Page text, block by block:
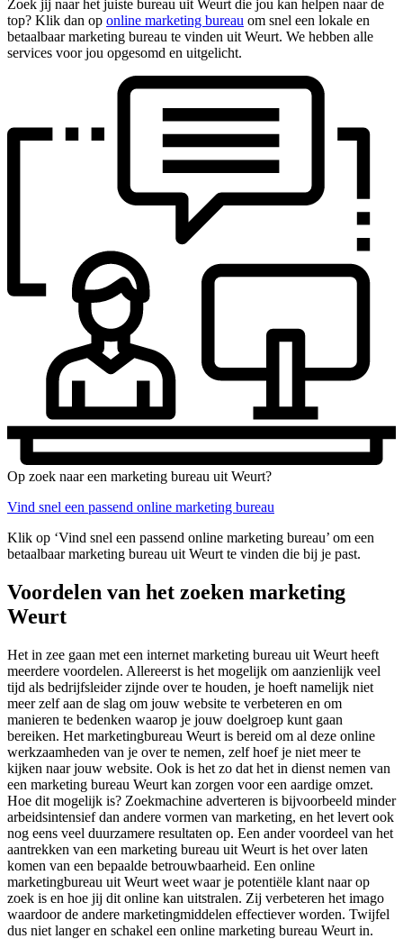
Zoek jij naar het juiste bureau uit Weurt die jou kan helpen naar de
top? Klik dan op online marketing bureau om snel een lokale en
betaalbaar marketing bureau te vinden uit Weurt. We hebben alle
services voor jou opgesomd en uitgelicht.
Op zoek naar een marketing bureau uit Weurt?
Vind snel een passend online marketing bureau
Klik op ‘Vind snel een passend online marketing bureau’ om een
betaalbaar marketing bureau uit Weurt te vinden die bij je past.
Voordelen van het zoeken marketing
Weurt
Het in zee gaan met een internet marketing bureau uit Weurt heeft
meerdere voordelen. Allereerst is het mogelijk om aanzienlijk veel
tijd als bedrijfsleider zijnde over te houden, je hoeft namelijk niet
meer zelf aan de slag om jouw website te verbeteren en om
manieren te bedenken waarop je jouw doelgroep kunt gaan
bereiken. Het marketingbureau Weurt is bereid om al deze online
werkzaamheden van je over te nemen, zelf hoef je niet meer te
kijken naar jouw website. Ook is het zo dat het in dienst nemen van
een marketing bureau Weurt kan zorgen voor een aardige omzet.
Hoe dit mogelijk is? Zoekmachine adverteren is bijvoorbeeld minder
arbeidsintensief dan andere vormen van marketing, en het levert ook
nog eens veel duurzamere resultaten op. Een ander voordeel van het
aantrekken van een marketing bureau uit Weurt is het over laten
komen van een bepaalde betrouwbaarheid. Een online
marketingbureau uit Weurt weet waar je potentiële klant naar op
zoek is en hoe jij dit online kan uitstralen. Zij verbeteren het imago
waardoor de andere marketingmiddelen effectiever worden. Twijfel
dus niet langer en schakel een online marketing bureau Weurt in.